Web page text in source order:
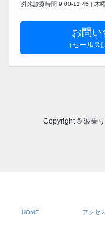
外来診療時間 9:00-11:45 [ 木
お問い
（セールス
Copyright © 波乗
HOME アクセス